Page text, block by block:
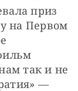
приз
на Первом
так и не
—